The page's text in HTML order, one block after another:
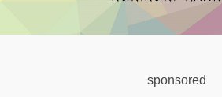
sponsored